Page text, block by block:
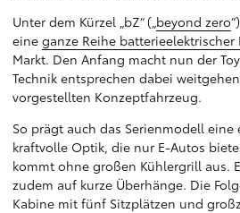
Unter dem Kürzel „bZ“ („ beyond zero
eine ganze Reihe batterieelektrischer
Markt. Den Anfang macht nun der
Technik entsprechen dabei
vorgestellten Konzeptfahrzeug.
So prägt auch das Serienmodell eine
kraftvolle Optik, die nur E-Autos
kommt ohne großen Kühlergrill aus.
zudem auf kurze Überhänge. Die
Kabine mit fünf Sitzplätzen und